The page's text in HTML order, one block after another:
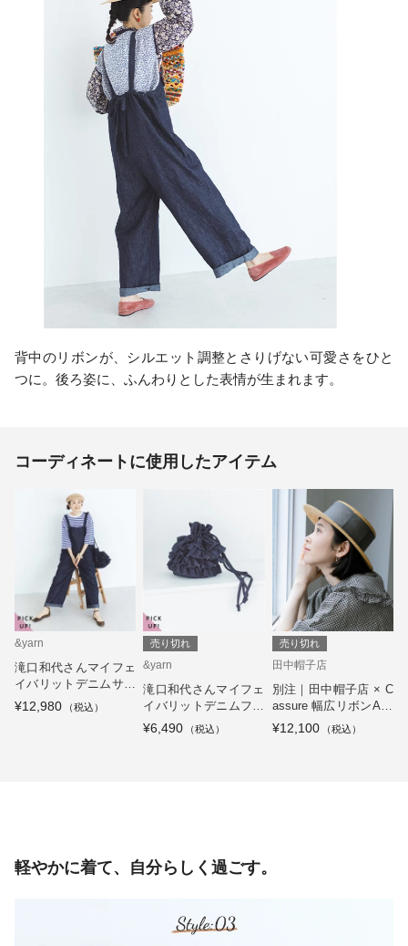
背中のリボンが、シルエット調整とさりげない可愛さをひと
つに。後ろ姿に、ふんわりとした表情が生まれます。
コーディネートに使用したアイテム
&yarn
滝口和代さんマイフェ
イバリットデニムサロ
ペット
¥12,980
売り切れ
&yarn
滝口和代さんマイフェ
イバリットデニムフリ
ルバッグ
¥6,490
売り切れ
田中帽子店
別注｜田中帽子店 × C
assure 幅広リボンAlm
a
¥12,100
軽やかに着て、自分らしく過ごす。